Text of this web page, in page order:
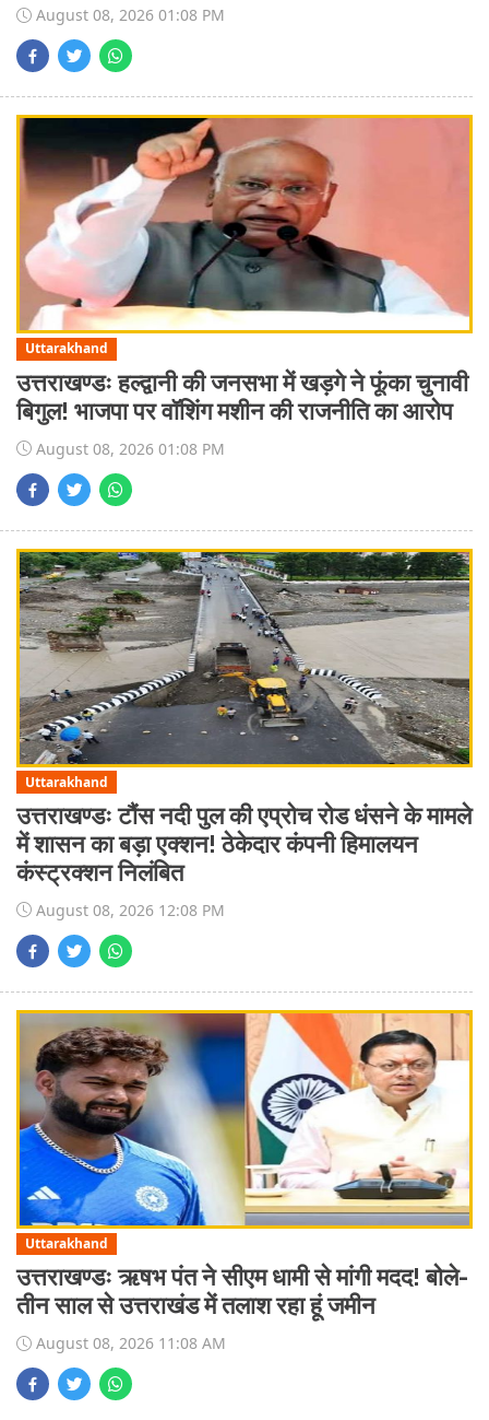
August 08, 2026 01:08 PM
Uttarakhand
उत्तराखण्डः हल्द्वानी की जनसभा में खड़गे ने फूंका चुनावी
बिगुल! भाजपा पर वॉशिंग मशीन की राजनीति का आरोप
August 08, 2026 01:08 PM
Uttarakhand
उत्तराखण्डः टौंस नदी पुल की एप्रोच रोड धंसने के मामले
में शासन का बड़ा एक्शन! ठेकेदार कंपनी हिमालयन
कंस्ट्रक्शन निलंबित
August 08, 2026 12:08 PM
Uttarakhand
उत्तराखण्डः ऋषभ पंत ने सीएम धामी से मांगी मदद! बोले-
तीन साल से उत्तराखंड में तलाश रहा हूं जमीन
August 08, 2026 11:08 AM